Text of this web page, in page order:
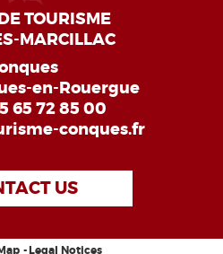
TOURISME
MARCILLAC
en-Rouergue
65 72 85 00
conques.fr
US
Legal Notices